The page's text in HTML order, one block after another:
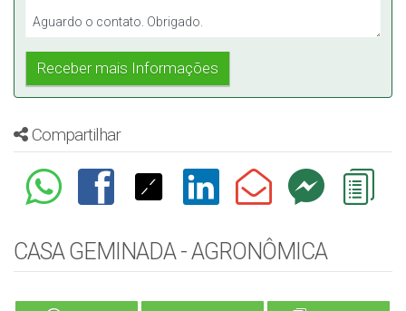
Compartilhar
CASA GEMINADA - AGRONÔMICA